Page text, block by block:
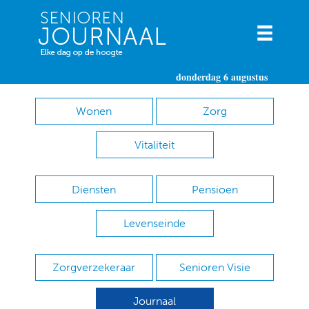
donderdag 6 augustus
Wonen Zorg
Vitaliteit
Diensten Pensioen
Levenseinde
Zorgverzekeraar Senioren Visie
Journaal